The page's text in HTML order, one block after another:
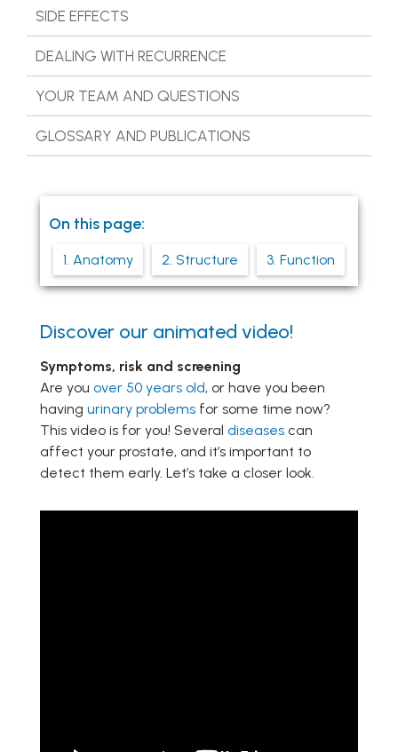
SIDE EFFECTS
DEALING WITH RECURRENCE
YOUR TEAM AND QUESTIONS
GLOSSARY AND PUBLICATIONS
On this page:
1. Anatomy 2. Structure 3. Function
Discover our animated video!
Symptoms, risk and screening
Are you over 50 years old, or have you been
having urinary problems for some time now?
This video is for you! Several diseases can
affect your prostate, and it’s important to
detect them early. Let’s take a closer look.